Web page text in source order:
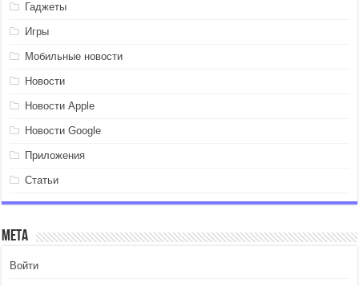
Гаджеты
Игры
Мобильные новости
Новости
Новости Apple
Новости Google
Приложения
Статьи
Мета
Войти